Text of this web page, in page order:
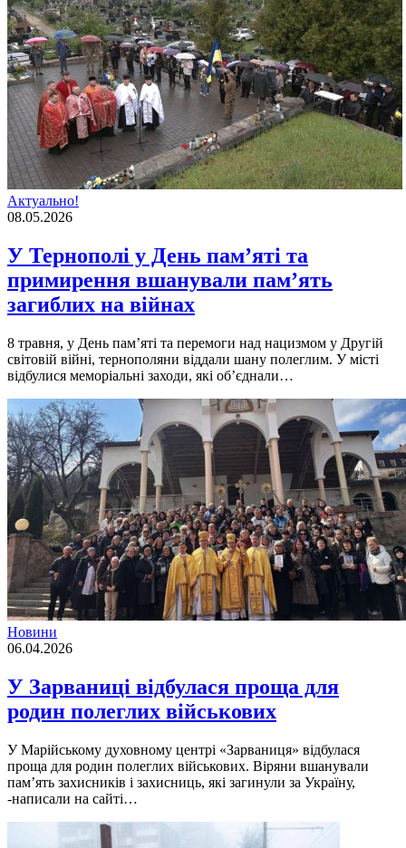
Актуально!
08.05.2026
У Тернополі у День пам’яті та
примирення вшанували пам’ять
загиблих на війнах
8 травня, у День пам’яті та перемоги над нацизмом у Другій
світовій війні, тернополяни віддали шану полеглим. У місті
відбулися меморіальні заходи, які об’єднали…
Новини
06.04.2026
У Зарваниці відбулася проща для
родин полеглих військових
У Марійському духовному центрі «Зарваниця» відбулася
проща для родин полеглих військових. Віряни вшанували
пам’ять захисників і захисниць, які загинули за Україну,
-написали на сайті…